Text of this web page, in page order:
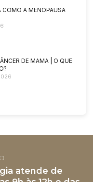
COMO A MENOPAUSA
DE MAMA | O QUE
atende de